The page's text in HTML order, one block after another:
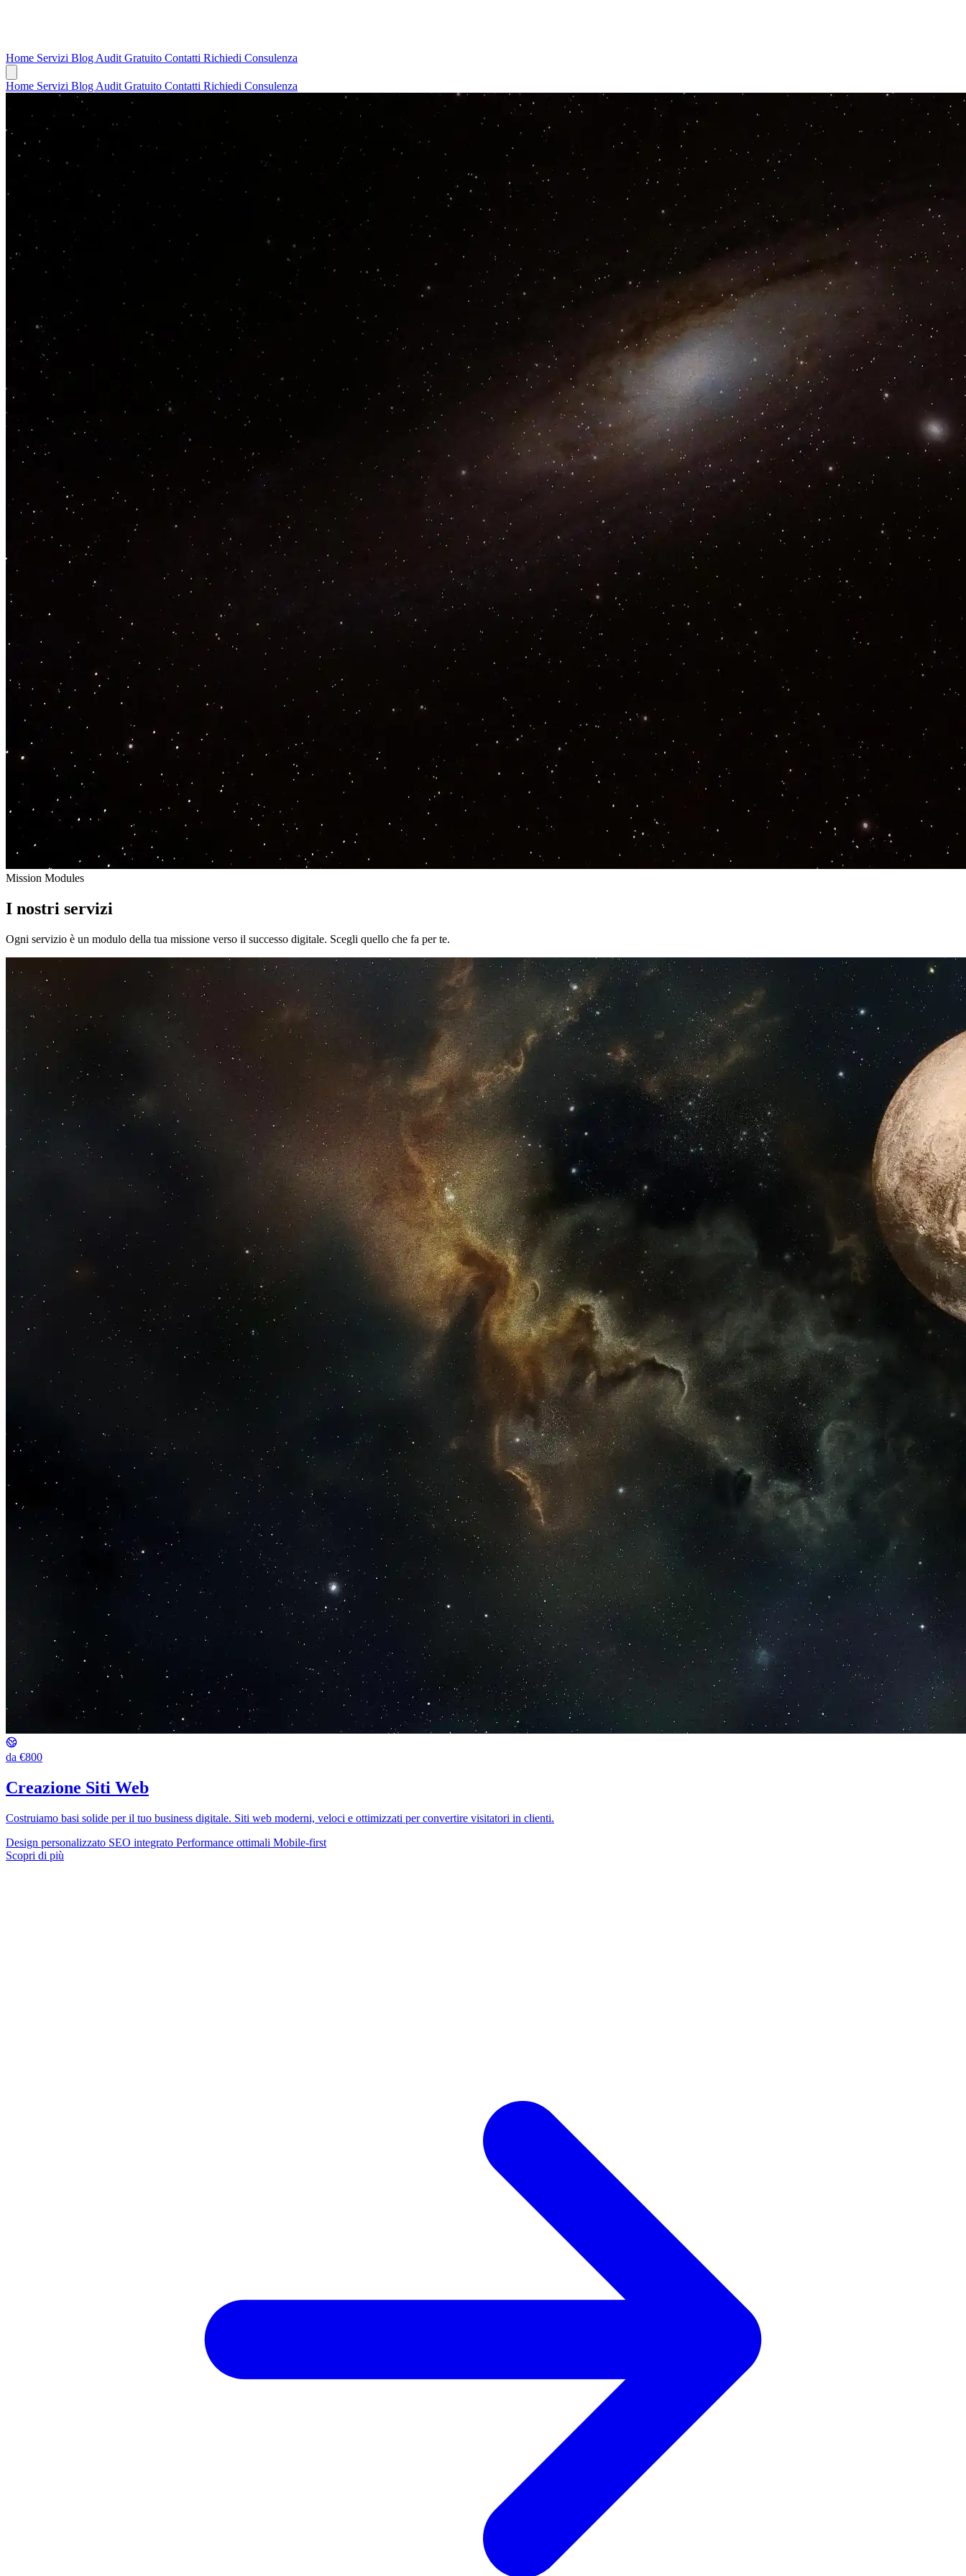
Home Servizi Blog Audit Gratuito Contatti Richiedi Consulenza
Home Servizi Blog Audit Gratuito Contatti Richiedi Consulenza
Mission Modules
I nostri servizi
Ogni servizio è un modulo della tua missione verso il successo digitale. Scegli quello che fa per te.
da €800
Creazione Siti Web
Costruiamo basi solide per il tuo business digitale. Siti web moderni, veloci e ottimizzati per convertire visitatori in clienti.
Design personalizzato SEO integrato Performance ottimali Mobile-first
Scopri di più